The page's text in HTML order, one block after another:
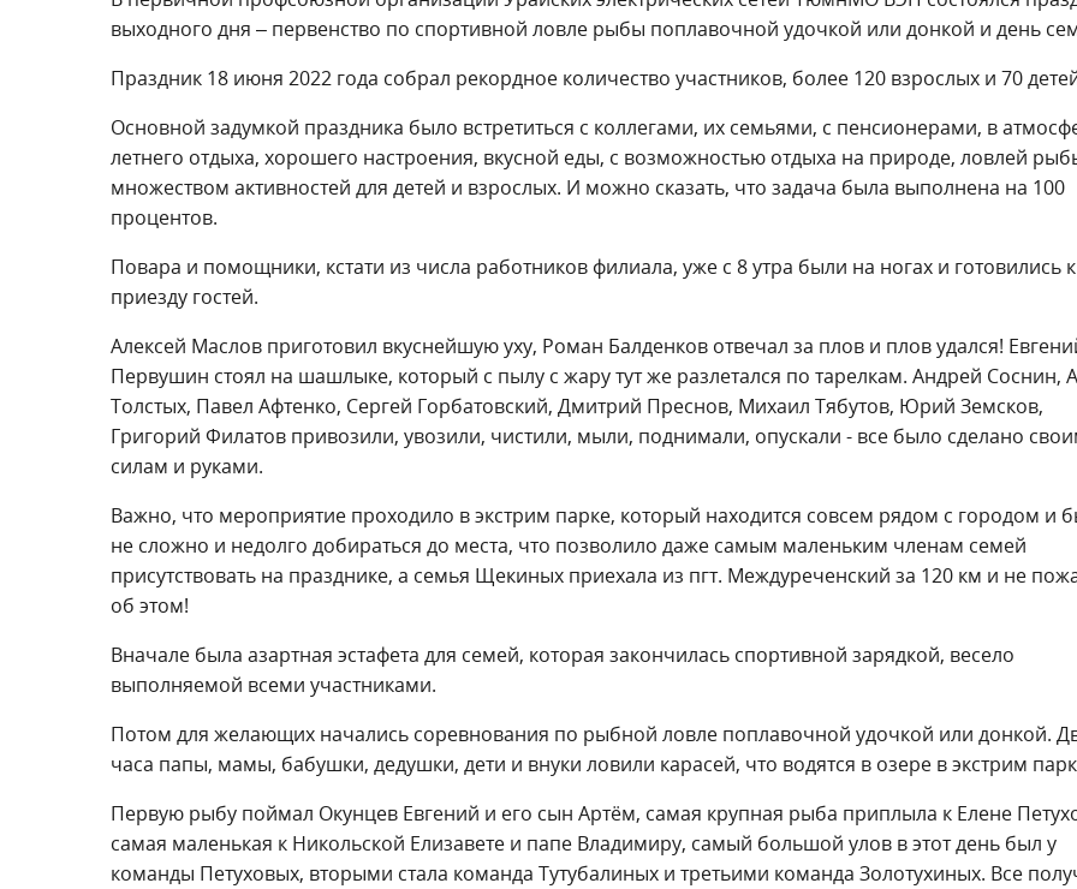
выходного дня – первенство по спортивной ловле рыбы поплавочной удочкой или донкой и день
Праздник 18 июня 2022 года собрал рекордное количество участников, более 120 взрослых и 70
Основной задумкой праздника было встретиться с коллегами, их семьями, с пенсионерами, в
летнего отдыха, хорошего настроения, вкусной еды, с возможностью отдыха на природе, ловлей
множеством активностей для детей и взрослых. И можно сказать, что задача была выполнена на 100
процентов.
Повара и помощники, кстати из числа работников филиала, уже с 8 утра были на ногах и готовились к
приезду гостей.
Алексей Маслов приготовил вкуснейшую уху, Роман Балденков отвечал за плов и плов удался!
Первушин стоял на шашлыке, который с пылу с жару тут же разлетался по тарелкам. Андрей Соснин,
Толстых, Павел Афтенко, Сергей Горбатовский, Дмитрий Преснов, Михаил Тябутов, Юрий Земсков,
Григорий Филатов привозили, увозили, чистили, мыли, поднимали, опускали - все было сделано
силам и руками.
Важно, что мероприятие проходило в экстрим парке, который находится совсем рядом с городом и
не сложно и недолго добираться до места, что позволило даже самым маленьким членам семей
присутствовать на празднике, а семья Щекиных приехала из пгт. Междуреченский за 120 км и не
об этом!
Вначале была азартная эстафета для семей, которая закончилась спортивной зарядкой, весело
выполняемой всеми участниками.
Потом для желающих начались соревнования по рыбной ловле поплавочной удочкой или донкой.
часа папы, мамы, бабушки, дедушки, дети и внуки ловили карасей, что водятся в озере в экстрим
Первую рыбу поймал Окунцев Евгений и его сын Артём, самая крупная рыба приплыла к Елене
самая маленькая к Никольской Елизавете и папе Владимиру, самый большой улов в этот день был у
команды Петуховых, вторыми стала команда Тутубалиных и третьими команда Золотухиных. Все